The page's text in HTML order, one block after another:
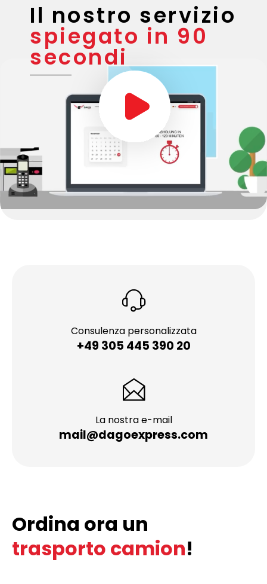
Il nostro servizio
spiegato in 90
secondi
Consulenza personalizzata
+49 305 445 390 20
La nostra e-mail
mail@dagoexpress.com
Ordina ora un
trasporto camion!